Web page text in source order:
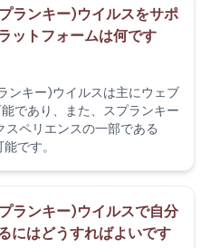
ランキー)ウイルスをサポ
ットフォームは何です
ンキー)ウイルスは主にウェブ
であり、また、スプランキー
ペリエンスの一部である
です。
ランキー)ウイルスで自分
にはどうすればよいです